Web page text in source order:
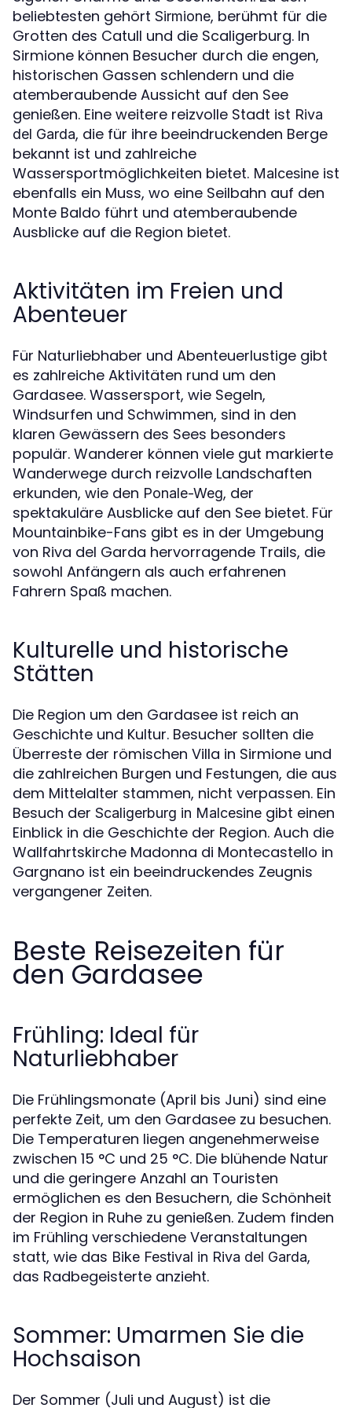
beliebtesten gehört Sirmione, berühmt für die
Grotten des Catull und die Scaligerburg. In
Sirmione können Besucher durch die engen,
historischen Gassen schlendern und die
atemberaubende Aussicht auf den See
genießen. Eine weitere reizvolle Stadt ist Riva
del Garda, die für ihre beeindruckenden Berge
bekannt ist und zahlreiche
Wassersportmöglichkeiten bietet. Malcesine ist
ebenfalls ein Muss, wo eine Seilbahn auf den
Monte Baldo führt und atemberaubende
Ausblicke auf die Region bietet.
Aktivitäten im Freien und
Abenteuer
Für Naturliebhaber und Abenteuerlustige gibt
es zahlreiche Aktivitäten rund um den
Gardasee. Wassersport, wie Segeln,
Windsurfen und Schwimmen, sind in den
klaren Gewässern des Sees besonders
populär. Wanderer können viele gut markierte
Wanderwege durch reizvolle Landschaften
erkunden, wie den Ponale-Weg, der
spektakuläre Ausblicke auf den See bietet. Für
Mountainbike-Fans gibt es in der Umgebung
von Riva del Garda hervorragende Trails, die
sowohl Anfängern als auch erfahrenen
Fahrern Spaß machen.
Kulturelle und historische
Stätten
Die Region um den Gardasee ist reich an
Geschichte und Kultur. Besucher sollten die
Überreste der römischen Villa in Sirmione und
die zahlreichen Burgen und Festungen, die aus
dem Mittelalter stammen, nicht verpassen. Ein
Besuch der Scaligerburg in Malcesine gibt einen
Einblick in die Geschichte der Region. Auch die
Wallfahrtskirche Madonna di Montecastello in
Gargnano ist ein beeindruckendes Zeugnis
vergangener Zeiten.
Beste Reisezeiten für
den Gardasee
Frühling: Ideal für
Naturliebhaber
Die Frühlingsmonate (April bis Juni) sind eine
perfekte Zeit, um den Gardasee zu besuchen.
Die Temperaturen liegen angenehmerweise
zwischen 15 °C und 25 °C. Die blühende Natur
und die geringere Anzahl an Touristen
ermöglichen es den Besuchern, die Schönheit
der Region in Ruhe zu genießen. Zudem finden
im Frühling verschiedene Veranstaltungen
statt, wie das Bike Festival in Riva del Garda,
das Radbegeisterte anzieht.
Sommer: Umarmen Sie die
Hochsaison
Der Sommer (Juli und August) ist die